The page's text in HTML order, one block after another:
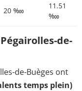
20 ‱
11.51
‱
de-
de-Buèges ont
temps plein)